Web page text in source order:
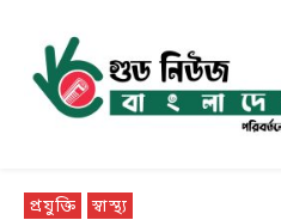
প্রযুক্তি স্বাস্থ্য